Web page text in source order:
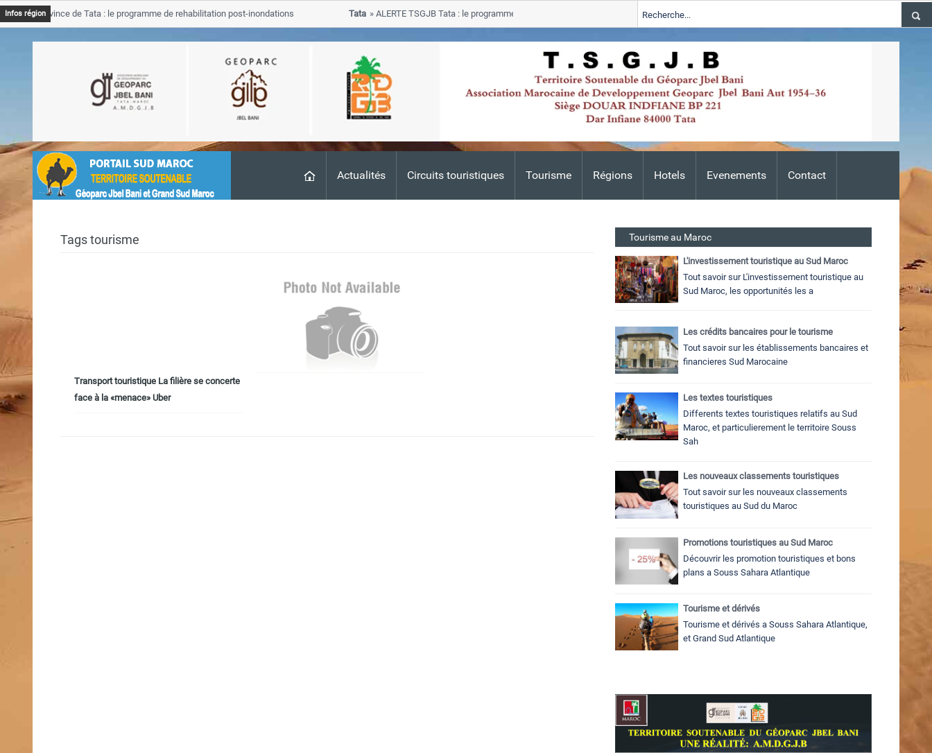
Actualités Circuits touristiques Tourisme Régions Hotels Evenements Contact
Infos région
Province de Tata : le programme de rehabilitation post-inondations
ALERTE TSGJB Tata : le programme de rehabilitation post-inondations 2024-2026
progresse dans les zones sinistrees
ALERTE TSGJB Tata : l’ANDZOA lance
Adis
Tags tourisme
Transport touristique La filière se concerte
face à la «menace» Uber
Tourisme au Maroc
L'investissement touristique au Sud Maroc
Tout savoir sur L'investissement touristique au
Sud Maroc, les opportunités les a
Les crédits bancaires pour le tourisme
Tout savoir sur les établissements bancaires et
financieres Sud Marocaine
Les textes touristiques
Differents textes touristiques relatifs au Sud
Maroc, et particulierement le territoire Souss
Sah
Les nouveaux classements touristiques
Tout savoir sur les nouveaux classements
touristiques au Sud du Maroc
Promotions touristiques au Sud Maroc
Découvrir les promotion touristiques et bons
plans a Souss Sahara Atlantique
Tourisme et dérivés
Tourisme et dérivés a Souss Sahara Atlantique,
et Grand Sud Atlantique